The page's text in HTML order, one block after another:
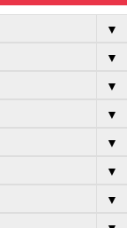
▼
▼
▼
▼
▼
▼
▼